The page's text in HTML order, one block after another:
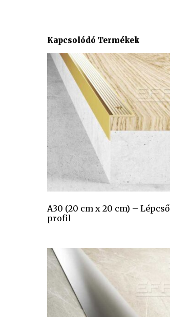
Kapcsolódó Termékek
A30 (20 cm x 20 cm) – Lépcső
profil